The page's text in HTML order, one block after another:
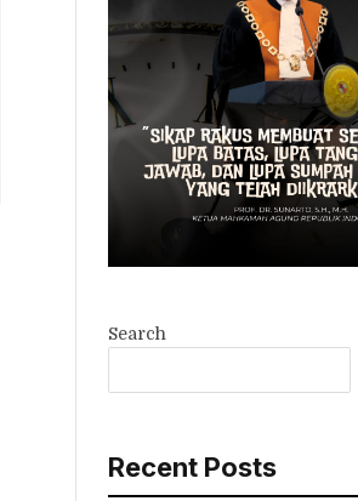
Search
Recent Posts